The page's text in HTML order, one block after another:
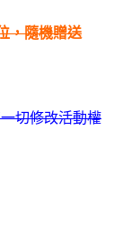
，隨機贈送
切修改活動權